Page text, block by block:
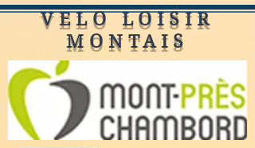
VELO LOISIR
MONTAIS